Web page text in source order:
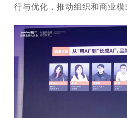
行与优化，推动组织和商业模